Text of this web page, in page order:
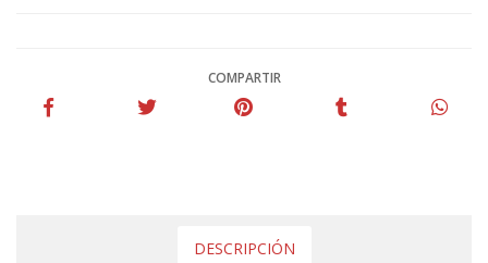
COMPARTIR
DESCRIPCIÓN